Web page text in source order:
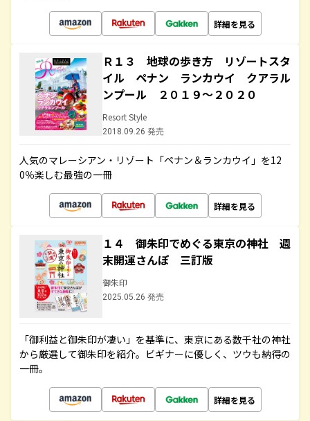
詳細を見る
Ｒ１３ 地球の歩き方 リゾートスタ
イル ペナン ランカウイ クアラル
ンプール ２０１９～２０２０
Resort Style
2018.09.26 発売
人気のマレーシアン・リゾート「ペナン＆ランカウイ」を12
0％楽しむ最強の一冊
詳細を見る
１４ 御朱印でめぐる東京の神社 週
末開運さんぽ 三訂版
御朱印
2025.05.26 発売
「御利益と御朱印が凄い」を基準に、東京にある数千社の神社
から厳選して御朱印を紹介。ビギナーに優しく、ツウも納得の
一冊。
詳細を見る